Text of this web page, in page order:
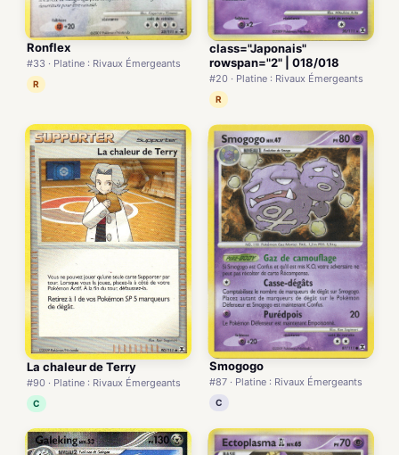
Ronflex
#33 · Platine : Rivaux Émergeants
R
class="Japonais"
rowspan="2" | 018/018
#20 · Platine : Rivaux Émergeants
R
La chaleur de Terry
#90 · Platine : Rivaux Émergeants
C
Smogogo
#87 · Platine : Rivaux Émergeants
C